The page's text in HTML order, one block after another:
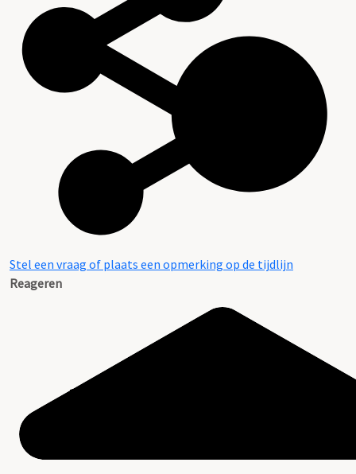
Stel een vraag of plaats een opmerking op de tijdlijn
Reageren